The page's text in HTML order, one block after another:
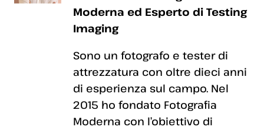
Moderna ed Esperto di Testing
Imaging
Sono un fotografo e tester di
attrezzatura con oltre dieci anni
di esperienza sul campo. Nel
2015 ho fondato Fotografia
Moderna con l’obiettivo di